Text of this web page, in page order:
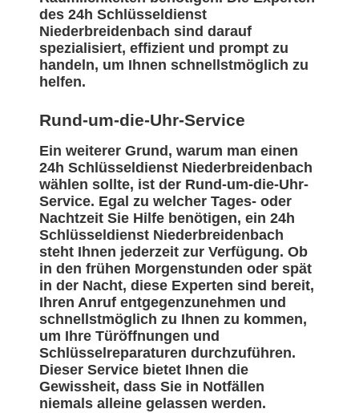
des 24h Schlüsseldienst
Niederbreidenbach sind darauf
spezialisiert, effizient und prompt zu
handeln, um Ihnen schnellstmöglich zu
helfen.
Rund-um-die-Uhr-Service
Ein weiterer Grund, warum man einen
24h Schlüsseldienst Niederbreidenbach
wählen sollte, ist der Rund-um-die-Uhr-
Service. Egal zu welcher Tages- oder
Nachtzeit Sie Hilfe benötigen, ein 24h
Schlüsseldienst Niederbreidenbach
steht Ihnen jederzeit zur Verfügung. Ob
in den frühen Morgenstunden oder spät
in der Nacht, diese Experten sind bereit,
Ihren Anruf entgegenzunehmen und
schnellstmöglich zu Ihnen zu kommen,
um Ihre Türöffnungen und
Schlüsselreparaturen durchzuführen.
Dieser Service bietet Ihnen die
Gewissheit, dass Sie in Notfällen
niemals alleine gelassen werden.